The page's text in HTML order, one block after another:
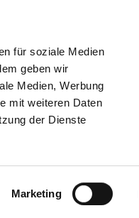
für soziale Medien
geben wir
Medien, Werbung
mit weiteren Daten
der Dienste
Marketing